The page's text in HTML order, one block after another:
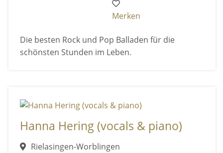
Merken
Die besten Rock und Pop Balladen für die
schönsten Stunden im Leben.
Hanna Hering (vocals & piano)
Rielasingen-Worblingen